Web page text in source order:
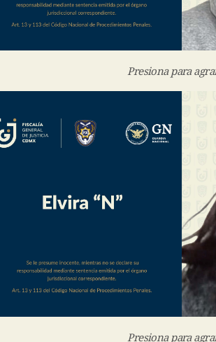
Presiona para
Presiona para